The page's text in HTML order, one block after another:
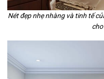
Nét đẹp nhẹ nhàng và tinh tế